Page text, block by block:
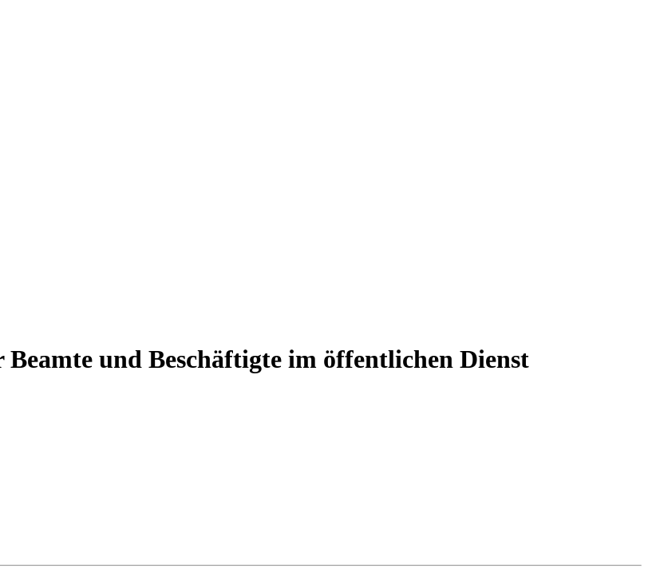
und Beschäftigte im öffentlichen Dienst